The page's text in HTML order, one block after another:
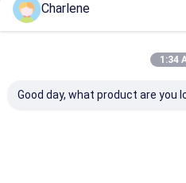
Charlene
1:34
Good day, what product are you